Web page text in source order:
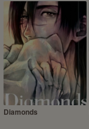
Diamonds